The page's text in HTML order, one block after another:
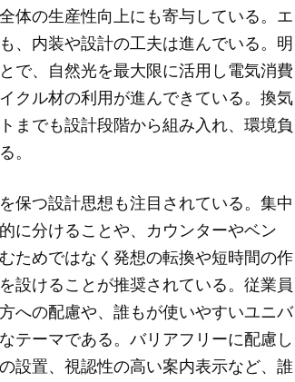
体の生産性向上にも寄与している。エ
、内装や設計の工夫は進んでいる。明
で、自然光を最大限に活用し電気消費
クル材の利用が進んできている。換気
までも設計段階から組み入れ、環境負
。
保つ設計思想も注目されている。集中
に分けることや、カウンターやベン
ためではなく発想の転換や短時間の作
設けることが推奨されている。従業員
への配慮や、誰もが使いやすいユニバ
テーマである。バリアフリーに配慮し
設置、視認性の高い案内表示など、誰